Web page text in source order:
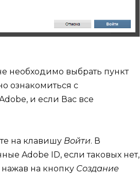
необходимо выбрать пункт
ознакомиться с
и если Вас все
на клавишу Войти. В
Adobe ID, если таковых нет,
на кнопку Создание